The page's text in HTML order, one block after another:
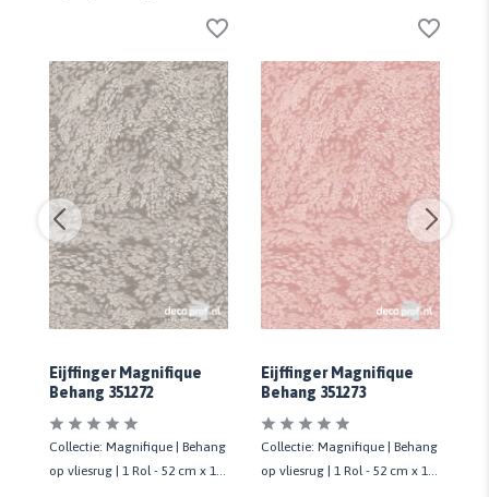
Eijffinger Magnifique
Behang 351272
Collectie: Magnifique | Behang
op vliesrug | 1 Rol - 52 cm x 10
Eijffinger Magnifique
Behang 351273
Collectie: Magnifique | Behang
op vliesrug | 1 Rol - 52 cm x 10